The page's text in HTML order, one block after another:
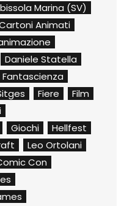
Marina (SV)
Animati
Daniele Statella
Fantascienza
Fiere
Film
Giochi
Hellfest
Leo Ortolani
Con